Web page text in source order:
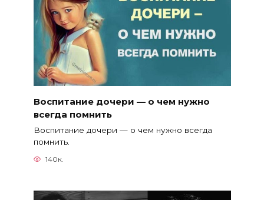
Воспитание дочери — о чем нужно
всегда помнить
Воспитание дочери — о чем нужно всегда
помнить.
140к.